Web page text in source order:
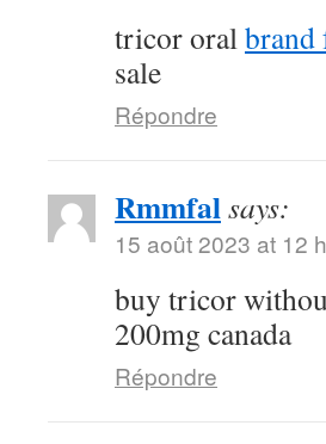
tricor oralbrand
sale
Répondre
Rmmfalsays:
15 août 2023 at 12
buy tricor
200mg canada
Répondre